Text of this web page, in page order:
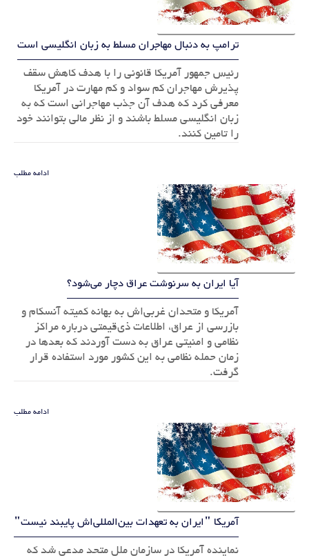
ترامپ به دنبال مهاجران مسلط به زبان انگلیسی است
رئیس جمهور آمریکا قانونی را با هدف کاهش سقف
پذیرش مهاجران کم سواد و کم مهارت در آمریکا
معرفی کرد که هدف آن جذب مهاجرانی است که به
زبان انگلیسی مسلط باشند و از نظر مالی بتوانند خود
را تامین کنند.
ادامه مطلب
آیا ایران به سرنوشت عراق دچار می‌شود؟
آمریکا و متحدان غربی‌اش به بهانه کمیته آنسکام و
بازرسی از عراق، اطلاعات ذی‌قیمتی درباره مراکز
نظامی و امنیتی عراق به دست آوردند که بعدها در
زمان حمله نظامی به این کشور مورد استفاده قرار
گرفت.
ادامه مطلب
آمریکا "ایران به تعهدات بین‌المللی‌اش پایبند نیست"
نماینده آمریکا در سازمان ملل متحد مدعی شد که